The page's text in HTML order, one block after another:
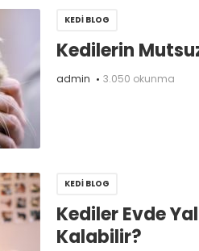
KEDI BLOG
Kedilerin
admin 3.050 okunma
KEDI BLOG
Kediler Evde
Kalabilir?